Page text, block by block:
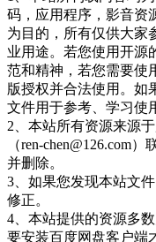
码，应用程序，影音资
为目的，所有仅供大家
业用途。若您使用开源
范和精神，若您需要使
版授权并合法使用。如
文件用于参考、学习使
2、本站所有资源来源
（ren-chen@126.com
并删除。
3、如果您发现本站文
修正。
4、本站提供的资源多
要安装百度网盘客户端